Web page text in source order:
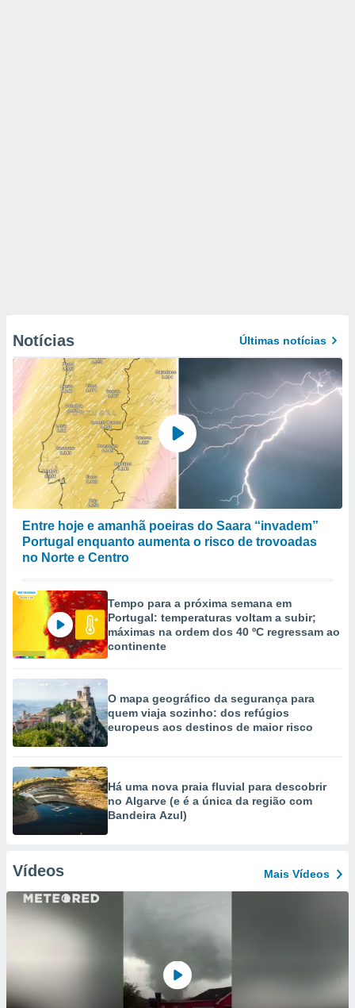
Notícias Últimas notícias
Entre hoje e amanhã poeiras do Saara “invadem”
Portugal enquanto aumenta o risco de trovoadas
no Norte e Centro
Tempo para a próxima semana em
Portugal: temperaturas voltam a subir;
máximas na ordem dos 40 ºC regressam ao
continente
O mapa geográfico da segurança para
quem viaja sozinho: dos refúgios
europeus aos destinos de maior risco
Há uma nova praia fluvial para descobrir
no Algarve (e é a única da região com
Bandeira Azul)
Vídeos Mais Vídeos